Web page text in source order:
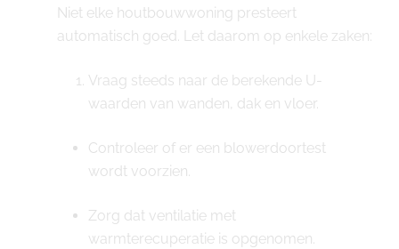
Niet elke houtbouwwoning presteert
automatisch goed. Let daarom op enkele zaken:
Vraag steeds naar de berekende U-
waarden van wanden, dak en vloer.
Controleer of er een blowerdoortest
wordt voorzien.
Zorg dat ventilatie met
warmterecuperatie is opgenomen.